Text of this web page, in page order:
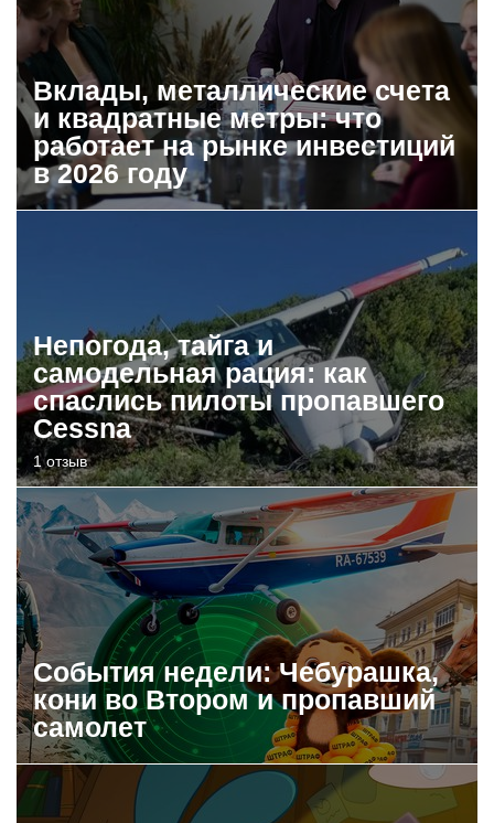
Вклады, металлические счета
и квадратные метры: что
работает на рынке инвестиций
в 2026 году
Непогода, тайга и
самодельная рация: как
спаслись пилоты пропавшего
Cessna
1 отзыв
События недели: Чебурашка,
кони во Втором и пропавший
самолет